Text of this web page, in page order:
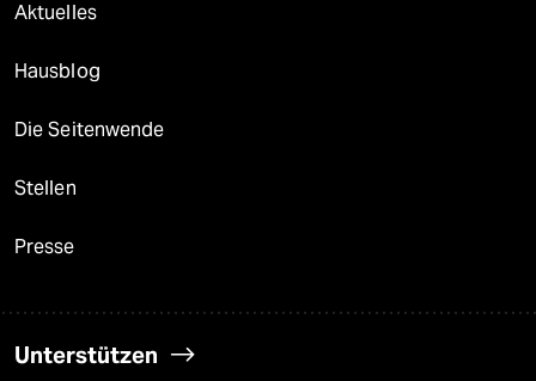
Aktuelles
Hausblog
Die Seitenwende
Stellen
Presse
Unterstützen